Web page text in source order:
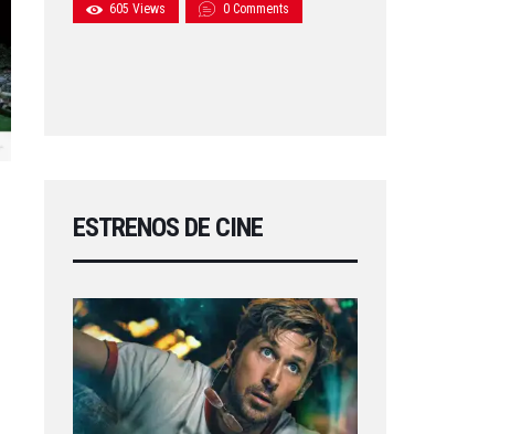
605 Views 0 Comments
ESTRENOS DE CINE